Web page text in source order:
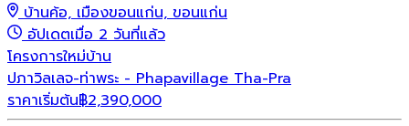
บ้านค้อ, เมืองขอนแก่น, ขอนแก่น
อัปเดตเมื่อ 2 วันที่แล้ว
โครงการใหม่บ้าน
ปภาวิลเลจ-ท่าพระ - Phapavillage Tha-Pra
ราคาเริ่มต้น฿2,390,000